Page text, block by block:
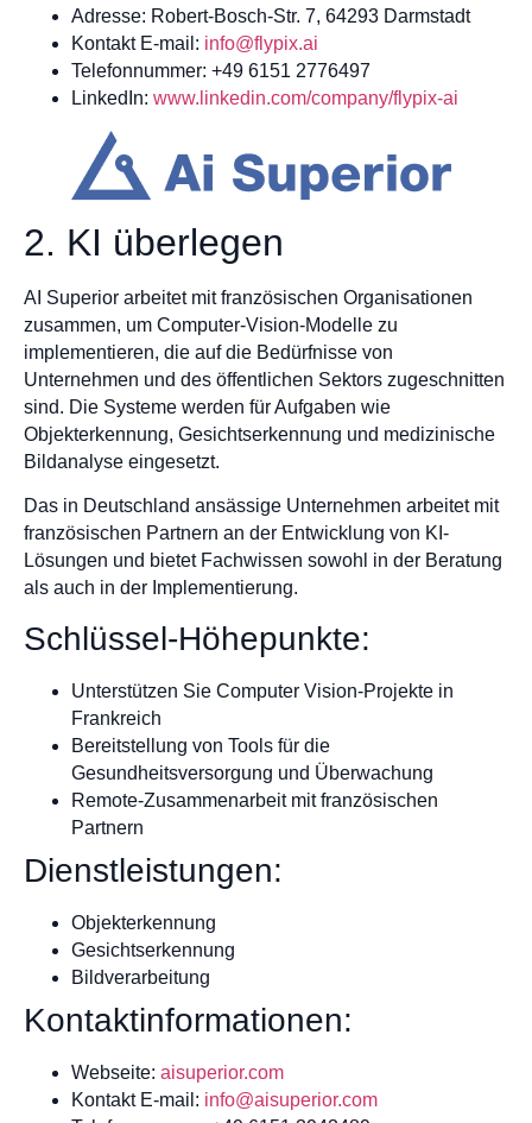
Adresse: Robert-Bosch-Str. 7, 64293 Darmstadt
Kontakt E-mail: info@flypix.ai
Telefonnummer: +49 6151 2776497
LinkedIn: www.linkedin.com/company/flypix-ai
2. KI überlegen
AI Superior arbeitet mit französischen Organisationen
zusammen, um Computer-Vision-Modelle zu
implementieren, die auf die Bedürfnisse von
Unternehmen und des öffentlichen Sektors zugeschnitten
sind. Die Systeme werden für Aufgaben wie
Objekterkennung, Gesichtserkennung und medizinische
Bildanalyse eingesetzt.
Das in Deutschland ansässige Unternehmen arbeitet mit
französischen Partnern an der Entwicklung von KI-
Lösungen und bietet Fachwissen sowohl in der Beratung
als auch in der Implementierung.
Schlüssel-Höhepunkte:
Unterstützen Sie Computer Vision-Projekte in
Frankreich
Bereitstellung von Tools für die
Gesundheitsversorgung und Überwachung
Remote-Zusammenarbeit mit französischen
Partnern
Dienstleistungen:
Objekterkennung
Gesichtserkennung
Bildverarbeitung
Kontaktinformationen:
Webseite: aisuperior.com
Kontakt E-mail: info@aisuperior.com